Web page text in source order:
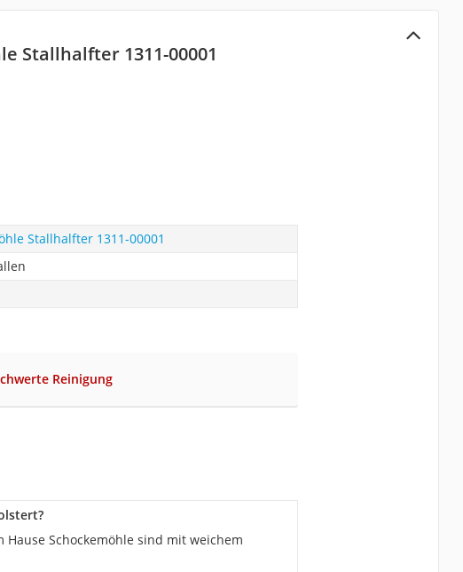
Stallhalfter 1311-00001
Stallhalfter 1311-00001
Reinigung
Schockemöhle sind mit weichem